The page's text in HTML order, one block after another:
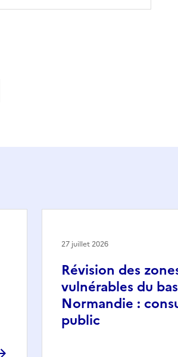
Révision des
vulnérables du
Normandie :
public
27 juillet 2026